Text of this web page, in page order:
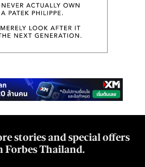
stories and special offers
Forbes Thailand.